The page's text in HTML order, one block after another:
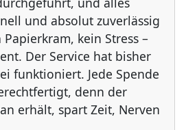
und absolut zuverlässig
kein Stress –
Der Service hat bisher
funktioniert. Jede Spende
denn der
erhält, spart Zeit, Nerven